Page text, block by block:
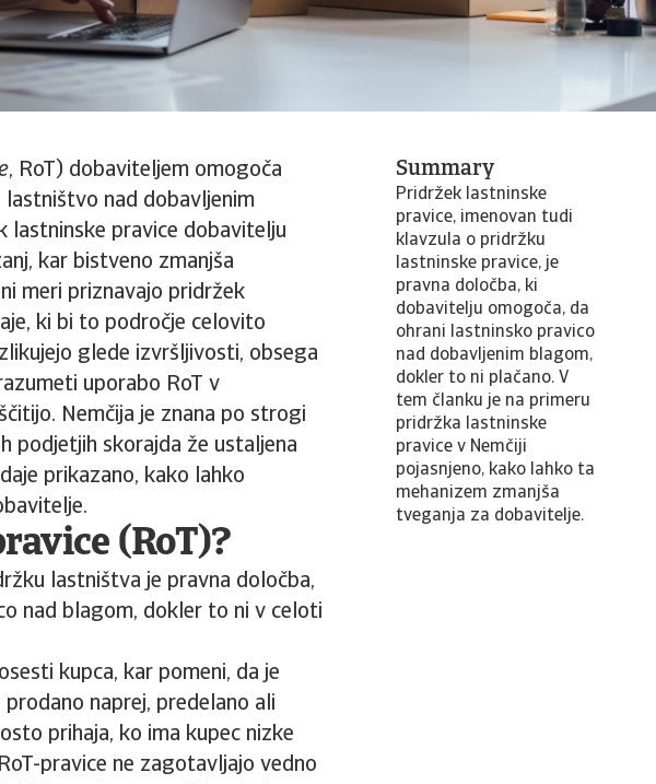
, RoT) dobaviteljem omogoča
nad dobavljenim
lastninske pravice dobavitelju
kar bistveno zmanjša
meri priznavajo pridržek
ki bi to področje celovito
glede izvršljivosti, obsega
uporabo RoT v
Nemčija je znana po strogi
podjetjih skorajda že ustaljena
prikazano, kako lahko
(RoT)?
lastništva je pravna določba,
nad blagom, dokler to ni v celoti
kupca, kar pomeni, da je
naprej, predelano ali
prihaja, ko ima kupec nizke
pravice ne zagotavljajo vedno
Summary
Pridržek lastninske
pravice, imenovan tudi
klavzula o pridržku
lastninske pravice, je
pravna določba, ki
dobavitelju omogoča, da
ohrani lastninsko pravico
nad dobavljenim blagom,
dokler to ni plačano. V
tem članku je na primeru
pridržka lastninske
pravice v Nemčiji
pojasnjeno, kako lahko ta
mehanizem zmanjša
tveganja za dobavitelje.